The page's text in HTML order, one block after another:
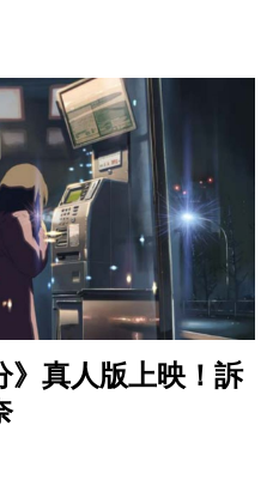
》真人版上映！訴